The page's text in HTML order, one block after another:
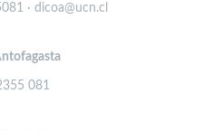
· dicoa@ucn.cl
081